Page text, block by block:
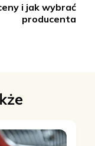
i jak wybrać
producenta